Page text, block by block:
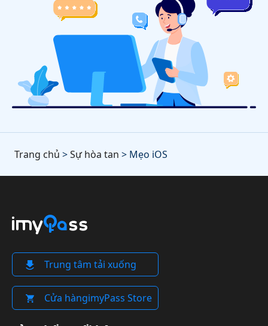
Trang chủ >Sự hòa tan > Mẹo iOS
Trung tâm tải xuống
Cửa hàngimyPass Store